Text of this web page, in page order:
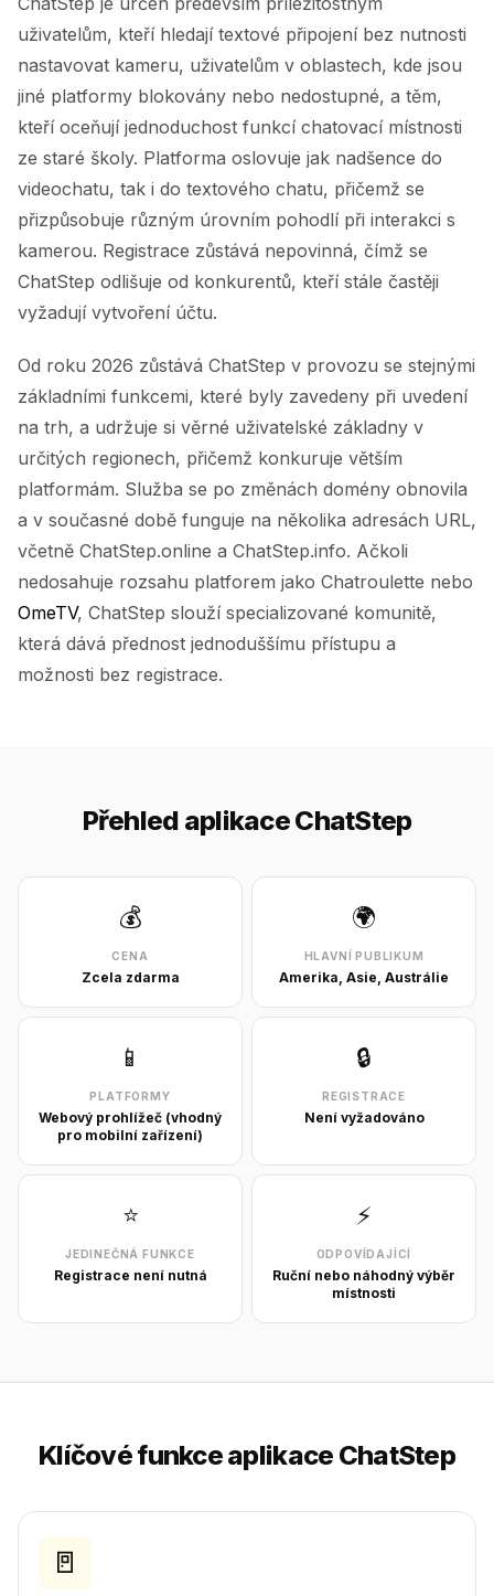
uživatelům, kteří hledají textové připojení bez nutnosti
nastavovat kameru, uživatelům v oblastech, kde jsou
jiné platformy blokovány nebo nedostupné, a těm,
kteří oceňují jednoduchost funkcí chatovací místnosti
ze staré školy. Platforma oslovuje jak nadšence do
videochatu, tak i do textového chatu, přičemž se
přizpůsobuje různým úrovním pohodlí při interakci s
kamerou. Registrace zůstává nepovinná, čímž se
ChatStep odlišuje od konkurentů, kteří stále častěji
vyžadují vytvoření účtu.
Od roku 2026 zůstává ChatStep v provozu se stejnými
základními funkcemi, které byly zavedeny při uvedení
na trh, a udržuje si věrné uživatelské základny v
určitých regionech, přičemž konkuruje větším
platformám. Služba se po změnách domény obnovila
a v současné době funguje na několika adresách URL,
včetně ChatStep.online a ChatStep.info. Ačkoli
nedosahuje rozsahu platforem jako Chatroulette nebo
OmeTV, ChatStep slouží specializované komunitě,
která dává přednost jednoduššímu přístupu a
možnosti bez registrace.
Přehled aplikace ChatStep
💰
CENA
Zcela zdarma
🌍
HLAVNÍ PUBLIKUM
Amerika, Asie, Austrálie
📱
PLATFORMY
Webový prohlížeč (vhodný
pro mobilní zařízení)
🔒
REGISTRACE
Není vyžadováno
⭐
JEDINEČNÁ FUNKCE
Registrace není nutná
⚡
ODPOVÍDAJÍCÍ
Ruční nebo náhodný výběr
místnosti
Klíčové funkce aplikace ChatStep
🚪